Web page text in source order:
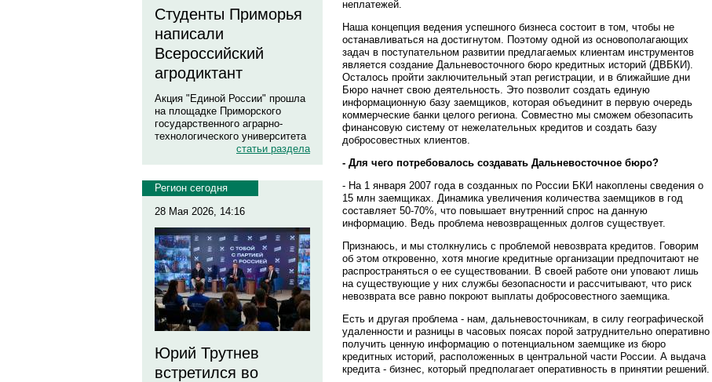
Студенты Приморья
написали
Всероссийский
агродиктант
Акция "Единой России" прошла
на площадке Приморского
государственного аграрно-
технологического университета
статьи раздела
Регион сегодня
28 Мая 2026, 14:16
Юрий Трутнев
встретился во
неплатежей.
Наша концепция ведения успешного бизнеса состоит в том, чтобы не
останавливаться на достигнутом. Поэтому одной из основополагающих
задач в поступательном развитии предлагаемых клиентам инструментов
является создание Дальневосточного бюро кредитных историй (ДВБКИ).
Осталось пройти заключительный этап регистрации, и в ближайшие дни
Бюро начнет свою деятельность. Это позволит создать единую
информационную базу заемщиков, которая объединит в первую очередь
коммерческие банки целого региона. Совместно мы сможем обезопасить
финансовую систему от нежелательных кредитов и создать базу
добросовестных клиентов.
- Для чего потребовалось создавать Дальневосточное бюро?
- На 1 января 2007 года в созданных по России БКИ накоплены сведения о
15 млн заемщиках. Динамика увеличения количества заемщиков в год
составляет 50-70%, что повышает внутренний спрос на данную
информацию. Ведь проблема невозвращенных долгов существует.
Признаюсь, и мы столкнулись с проблемой невозврата кредитов. Говорим
об этом откровенно, хотя многие кредитные организации предпочитают не
распространяться о ее существовании. В своей работе они уповают лишь
на существующие у них службы безопасности и рассчитывают, что риск
невозврата все равно покроют выплаты добросовестного заемщика.
Есть и другая проблема - нам, дальневосточникам, в силу географической
удаленности и разницы в часовых поясах порой затруднительно оперативно
получить ценную информацию о потенциальном заемщике из бюро
кредитных историй, расположенных в центральной части России. А выдача
кредита - бизнес, который предполагает оперативность в принятии решений.